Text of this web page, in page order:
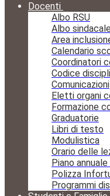
Docenti
Albo RSU
Albo sindacale
Area
Calendario
Coordinatori
Codice
Comunicazioni
Eletti organi
Formazione
Graduatorie
Libri di testo
Modulistica
Orario delle
Piano
Polizza
Programmi